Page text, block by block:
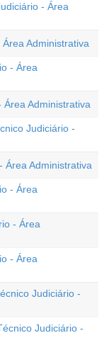
- Área
Administrativa
- Área
Administrativa
Judiciário -
Área Administrativa
- Área
- Área
- Área
Judiciário -
Judiciário -